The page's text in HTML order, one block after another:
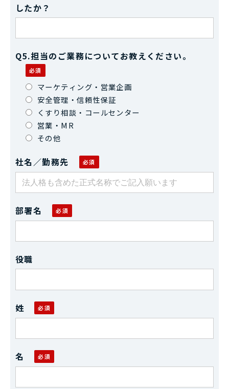
したか？
Q5.担当のご業務についてお教えください。
マーケティング・営業企画
安全管理・信頼性保証
くすり相談・コールセンター
営業・MR
その他
社名／勤務先
部署名
役職
姓
名